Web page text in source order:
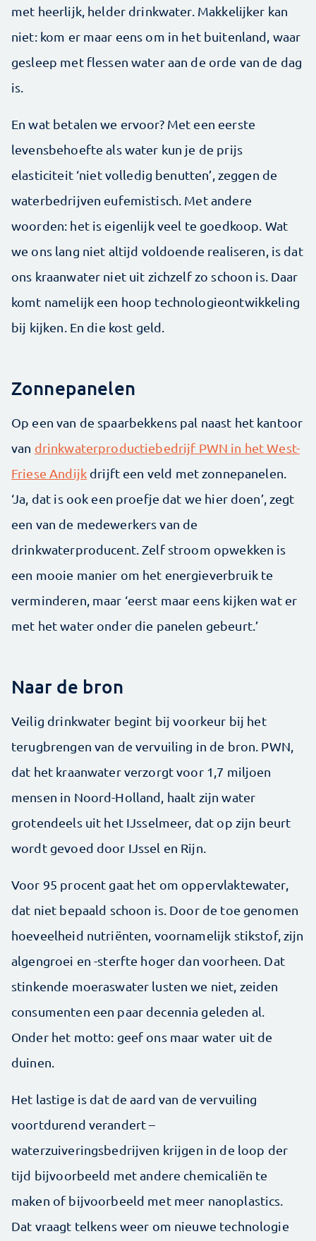
met heerlijk, helder drinkwater. Makkelijker kan
niet: kom er maar eens om in het buitenland, waar
gesleep met flessen water aan de orde van de dag
is.
En wat betalen we ervoor? Met een eerste
levensbehoefte als water kun je de prijs
elasticiteit ‘niet volledig benutten’, zeggen de
waterbedrijven eufemistisch. Met andere
woorden: het is eigenlijk veel te goedkoop. Wat
we ons lang niet altijd voldoende realiseren, is dat
ons kraanwater niet uit zichzelf zo schoon is. Daar
komt namelijk een hoop technologieontwikkeling
bij kijken. En die kost geld.
Zonnepanelen
Op een van de spaarbekkens pal naast het kantoor
van drinkwaterproductiebedrijf PWN in het West-
Friese Andijkdrijft een veld met zonnepanelen.
‘Ja, dat is ook een proefje dat we hier doen’, zegt
een van de medewerkers van de
drinkwaterproducent. Zelf stroom opwekken is
een mooie manier om het energieverbruik te
verminderen, maar ‘eerst maar eens kijken wat er
met het water onder die panelen gebeurt.’
Naar de bron
Veilig drinkwater begint bij voorkeur bij het
terugbrengen van de vervuiling in de bron. PWN,
dat het kraanwater verzorgt voor 1,7 miljoen
mensen in Noord-Holland, haalt zijn water
grotendeels uit het IJsselmeer, dat op zijn beurt
wordt gevoed door IJssel en Rijn.
Voor 95 procent gaat het om oppervlaktewater,
dat niet bepaald schoon is. Door de toe genomen
hoeveelheid nutriënten, voornamelijk stikstof, zijn
algengroei en -sterfte hoger dan voorheen. Dat
stinkende moeraswater lusten we niet, zeiden
consumenten een paar decennia geleden al.
Onder het motto: geef ons maar water uit de
duinen.
Het lastige is dat de aard van de vervuiling
voortdurend verandert –
waterzuiveringsbedrijven krijgen in de loop der
tijd bijvoorbeeld met andere chemicaliën te
maken of bijvoorbeeld met meer nanoplastics.
Dat vraagt telkens weer om nieuwe technologie